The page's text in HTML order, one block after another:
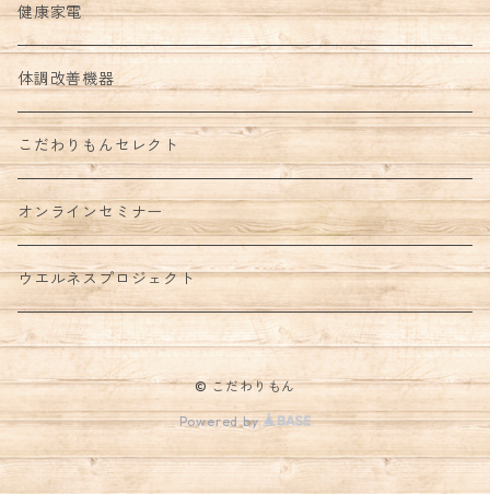
健康家電
体調改善機器
こだわりもんセレクト
オンラインセミナー
ウエルネスプロジェクト
© こだわりもん
Powered by